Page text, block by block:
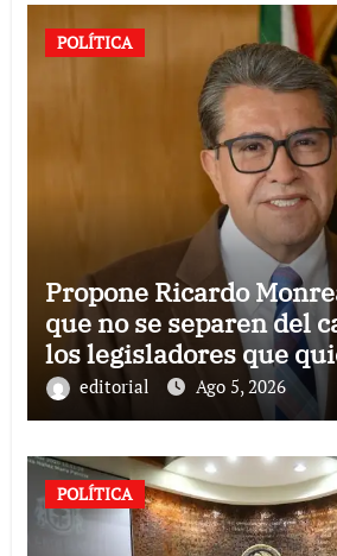
POLÍTICA
Propone Ricardo
que no se separen del
los legisladores que
reelegirse
editorial Ago 5, 2026
POLÍTICA